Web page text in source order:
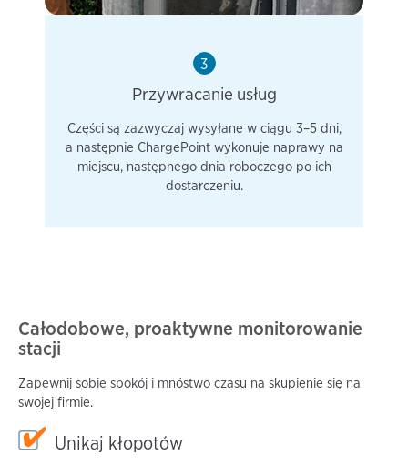
3
Przywracanie usług
Części są zazwyczaj wysyłane w ciągu 3–5 dni,
a następnie ChargePoint wykonuje naprawy na
miejscu, następnego dnia roboczego po ich
dostarczeniu.
Całodobowe, proaktywne monitorowanie
stacji
Zapewnij sobie spokój i mnóstwo czasu na skupienie się na
swojej firmie.
Unikaj kłopotów